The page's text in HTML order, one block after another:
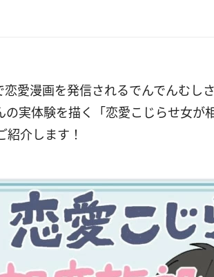
愛漫画を発信されるでんでんむし
の実体験を描く「恋愛こじらせ女が
紹介します！